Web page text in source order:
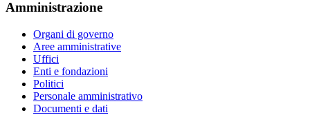
Amministrazione
Organi di governo
Aree amministrative
Uffici
Enti e fondazioni
Politici
Personale amministrativo
Documenti e dati